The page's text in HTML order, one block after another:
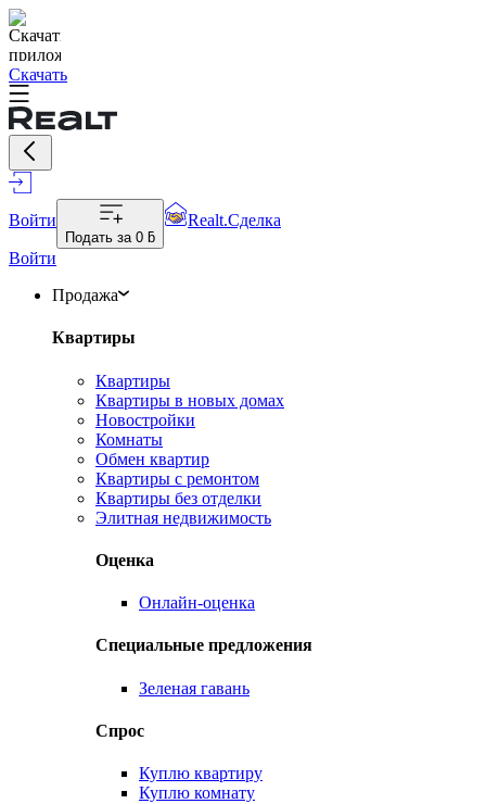
Скачать
Войти
Подать за 0 ƃ
Realt.Сделка
Войти
Продажа
Квартиры
Квартиры
Квартиры в новых домах
Новостройки
Комнаты
Обмен квартир
Квартиры с ремонтом
Квартиры без отделки
Элитная недвижимость
Оценка
Онлайн-оценка
Специальные предложения
Зеленая гавань
Спрос
Куплю квартиру
Куплю комнату